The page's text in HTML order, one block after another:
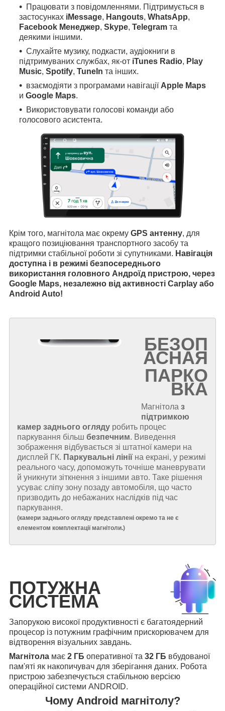
Працювати з повідомленнями. Підтримується в
застосунках iMessage, Hangouts, WhatsApp,
Facebook Менеджер, Skype, Telegram та
деякими іншими.
Слухайте музику, подкасти, аудіокниги в
підтримуваних службах, як-от iTunes Radio, Play
Music, Spotify, TuneIn та інших.
взаємодіяти з програмами навігації Apple Maps
и Google Maps.
Використовувати голосові команди або
голосового асистента.
Крім того, магнітола має окрему GPS антенну, для
кращого позиціювання транспортного засобу та
підтримки стабільної роботи зі супутниками. Навігація
доступна і в режимі безпосереднього
використання головного Андроїд пристрою, через
Google Maps, незалежно від активності Carplay або
Android Auto!
БЕЗОП
АСНАЯ
ПАРКО
ВКА
Магнітола з
підтримкою
камер заднього огляду робить процес
паркування більш безпечним. Виведення
зображення відбувається зі штатної камери на
дисплей ГК. Паркувальні лінії на екрані, у режимі
реального часу, допоможуть точніше маневрувати
й уникнути зіткнення з іншими авто. Таке рішення
усуває сліпу зону позаду автомобіля, що часто
призводить до небажаних наслідків під час
паркування.
(камери заднього огляду представлені окремо та не є
елементом комплектації магнітоли.)
ПОТУЖНА
СИСТЕМА
Запорукою високої продуктивності є багатоядерний
процесор із потужним графічним прискорювачем для
відтворення візуальних завдань.
Магнітола має 2 ГБ оперативної та 32 ГБ вбудованої
пам'яті як накопичувач для зберігання даних. Робота
пристрою забезпечується стабільною версією
операційної системи ANDROID.
Чому Android магнітолу?